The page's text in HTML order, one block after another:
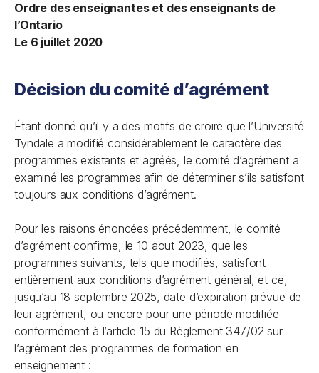
Ordre des enseignantes et des enseignants de
l’Ontario
Le 6 juillet 2020
Décision du comité d’agrément
Étant donné qu’il y a des motifs de croire que l’Université
Tyndale a modifié considérablement le caractère des
programmes existants et agréés, le comité d’agrément a
examiné les programmes afin de déterminer s’ils satisfont
toujours aux conditions d’agrément.
Pour les raisons énoncées précédemment, le comité
d’agrément confirme, le 10 aout 2023, que les
programmes suivants, tels que modifiés, satisfont
entièrement aux conditions d’agrément général, et ce,
jusqu’au 18 septembre 2025, date d’expiration prévue de
leur agrément, ou encore pour une période modifiée
conformément à l’article 15 du Règlement 347/02 sur
l’agrément des programmes de formation en
enseignement :